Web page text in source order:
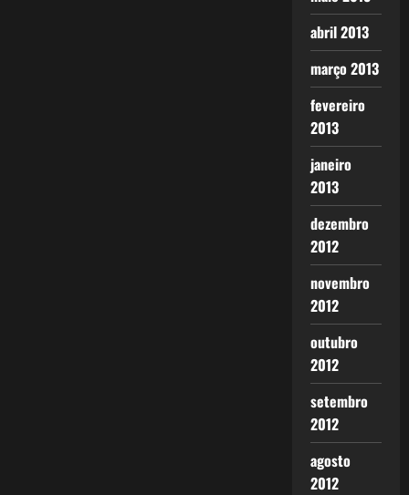
abril 2013
março 2013
fevereiro
2013
janeiro
2013
dezembro
2012
novembro
2012
outubro
2012
setembro
2012
agosto
2012